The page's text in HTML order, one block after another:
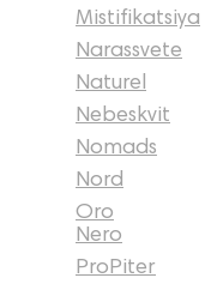
Mistifikatsiya
Narassvete
Naturel
Nebeskvit
Nomads
Nord
Oro
Nero
ProPiter